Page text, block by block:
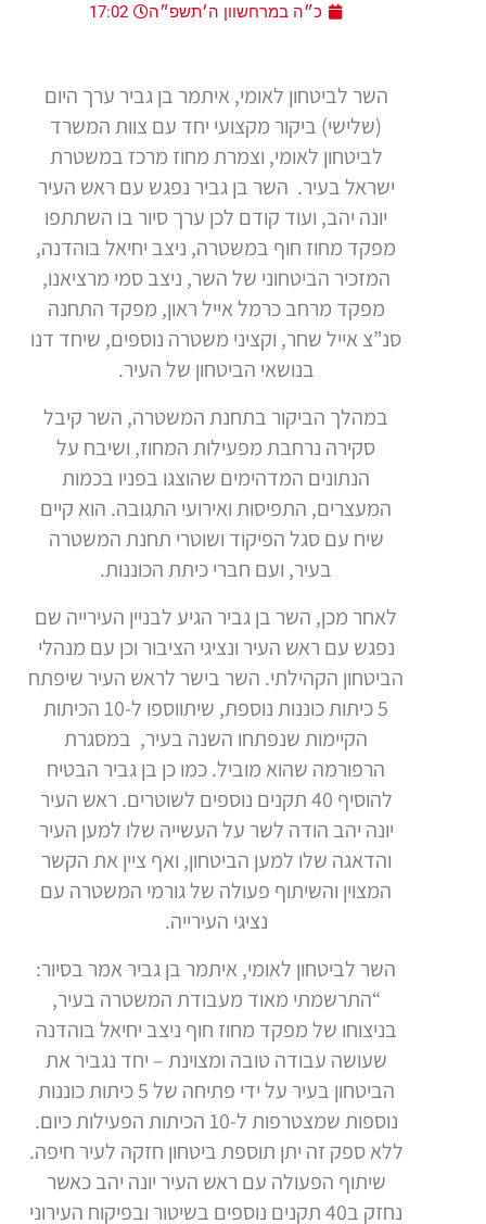
כ״ה במרחשוון ה׳תשפ״ה 17:02
השר לביטחון לאומי, איתמר בן גביר ערך היום
(שלישי) ביקור מקצועי יחד עם צוות המשרד
לביטחון לאומי, וצמרת מחוז מרכז במשטרת
ישראל בעיר. השר בן גביר נפגש עם ראש העיר
יונה יהב, ועוד קודם לכן ערך סיור בו השתתפו
מפקד מחוז חוף במשטרה, ניצב יחיאל בוהדנה,
המזכיר הביטחוני של השר, ניצב סמי מרציאנו,
מפקד מרחב כרמל אייל ראון, מפקד התחנה
סנ”צ אייל שחר, וקציני משטרה נוספים, שיחד דנו
בנושאי הביטחון של העיר.
במהלך הביקור בתחנת המשטרה, השר קיבל
סקירה נרחבת מפעילות המחוז, ושיבח על
הנתונים המדהימים שהוצגו בפניו בכמות
המעצרים, התפיסות ואירועי התגובה. הוא קיים
שיח עם סגל הפיקוד ושוטרי תחנת המשטרה
בעיר, ועם חברי כיתת הכוננות.
לאחר מכן, השר בן גביר הגיע לבניין העירייה שם
נפגש עם ראש העיר ונציגי הציבור וכן עם מנהלי
הביטחון הקהילתי. השר בישר לראש העיר שיפתח
5 כיתות כוננות נוספת, שיתווספו ל-10 הכיתות
הקיימות שנפתחו השנה בעיר, במסגרת
הרפורמה שהוא מוביל. כמו כן בן גביר הבטיח
להוסיף 40 תקנים נוספים לשוטרים. ראש העיר
יונה יהב הודה לשר על העשייה שלו למען העיר
והדאגה שלו למען הביטחון, ואף ציין את הקשר
המצוין והשיתוף פעולה של גורמי המשטרה עם
נציגי העירייה.
השר לביטחון לאומי, איתמר בן גביר אמר בסיור:
“התרשמתי מאוד מעבודת המשטרה בעיר,
בניצוחו של מפקד מחוז חוף ניצב יחיאל בוהדנה
שעושה עבודה טובה ומצוינת – יחד נגביר את
הביטחון בעיר על ידי פתיחה של 5 כיתות כוננות
נוספות שמצטרפות ל-10 הכיתות הפעילות כיום.
ללא ספק זה יתן תוספת ביטחון חזקה לעיר חיפה.
שיתוף הפעולה עם ראש העיר יונה יהב כאשר
נחזק ב40 תקנים נוספים בשיטור ובפיקוח העירוני